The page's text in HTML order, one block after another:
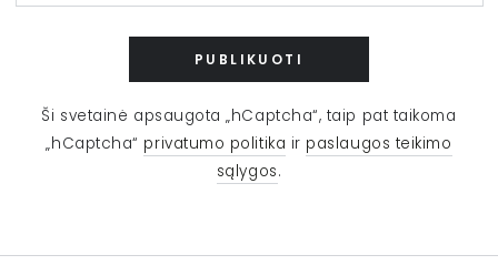
PUBLIKUOTI
Ši svetainė apsaugota „hCaptcha“, taip pat taikoma
„hCaptcha“ privatumo politika ir paslaugos teikimo
sąlygos.